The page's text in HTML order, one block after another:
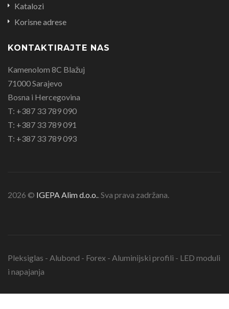
Katalozi
Korisne adrese
KONTAKTIRAJTE NAS
Kamenolom 8C Blažuj
71000 Sarajevo
Bosna i Hercegovina
T: +387 33 789 090
T: +387 33 789 091
T: +387 33 789 093
2026 © IGEPA Alim d.o.o. . Sva prava zadržana.
Pleksiglas - Alubond - Forex - Aluminijski profili - LED moduli
i napajanja